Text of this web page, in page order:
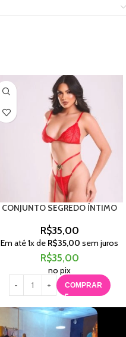
CONJUNTO SEGREDO ÍNTIMO
R$35,00
Em até1x de R$35,00 sem juros
R$35,00
no pix
COMPRAR